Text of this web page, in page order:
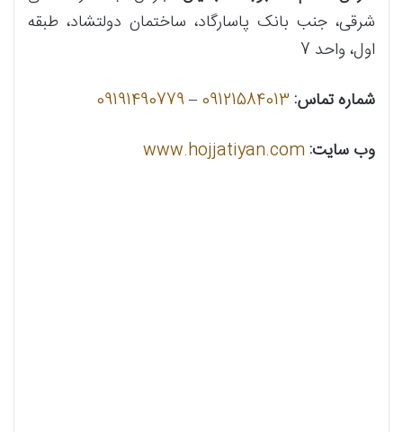
شرقی، جنب بانک پاسارگاد، ساختمان دولتشاد، طبقه
اول، واحد 7
شماره تماس: 09121584013
–
09191490779
وب سایت: www.hojjatiyan.com